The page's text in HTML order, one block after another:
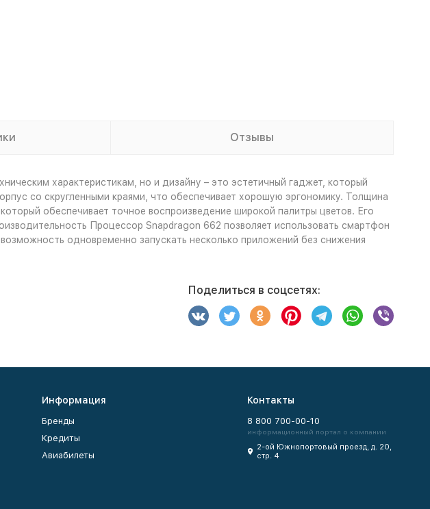
Отзывы
характеристикам, но и дизайну – это эстетичный гаджет, который
со скругленными краями, что обеспечивает хорошую эргономику. Толщина
обеспечивает точное воспроизведение широкой палитры цветов. Его
Процессор Snapdragon 662 позволяет использовать смартфон
одновременно запускать несколько приложений без снижения
Поделиться в соцсетях:
Информация
Бренды
Кредиты
Авиабилеты
Контакты
8 800 700-00-10
информационный портал о компании
2-ой Южнопортовый проезд, д. 20,
стр. 4